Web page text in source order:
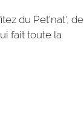
du Pet'nat', de
fait toute la